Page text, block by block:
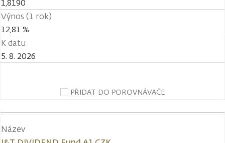
1,8190
Výnos (1 rok)
12,81 %
K datu
5. 8. 2026
PŘIDAT DO POROVNÁVAČE
Název